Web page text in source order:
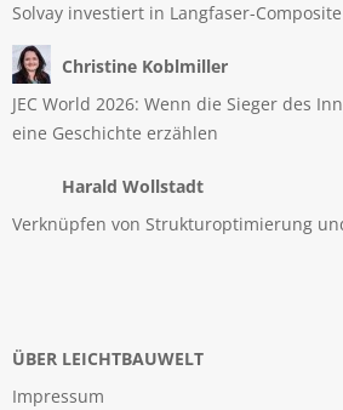
Solvay investiert in Langfaser-Composite
Christine Koblmiller
JEC World 2026: Wenn die Sieger des
eine Geschichte erzählen
Harald Wollstadt
Verknüpfen von Strukturoptimierung
ÜBER LEICHTBAUWELT
Impressum